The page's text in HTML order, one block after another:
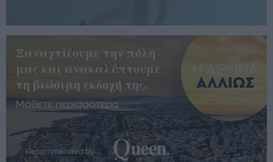
Ξαναχτίζουμε την πόλη
μας και ανακαλύπτουμε
τη βιώσιμη εκδοχή της.
Μάθετε περισσότερα
Recommended by